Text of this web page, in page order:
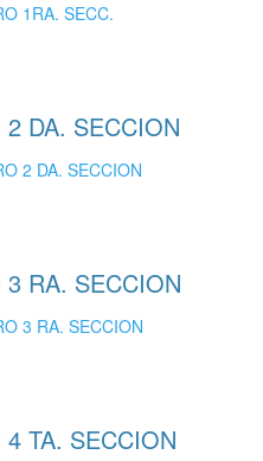
1RA. SECC.
DA. SECCION
2 DA. SECCION
RA. SECCION
3 RA. SECCION
TA. SECCION